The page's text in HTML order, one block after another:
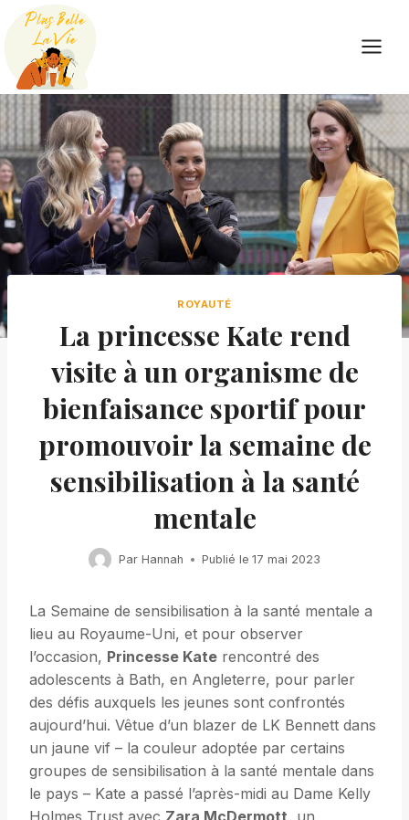
Skip
content
ROYAUTÉ
La princesse Kate rend
visite à un organisme de
bienfaisance sportif pour
promouvoir la semaine de
sensibilisation à la santé
mentale
Par Hannah Publié le 17 mai 2023
La Semaine de sensibilisation à la santé mentale a
lieu au Royaume-Uni, et pour observer
l’occasion, Princesse Kate rencontré des
adolescents à Bath, en Angleterre, pour parler
des défis auxquels les jeunes sont confrontés
aujourd’hui. Vêtue d’un blazer de LK Bennett dans
un jaune vif – la couleur adoptée par certains
groupes de sensibilisation à la santé mentale dans
le pays – Kate a passé l’après-midi au Dame Kelly